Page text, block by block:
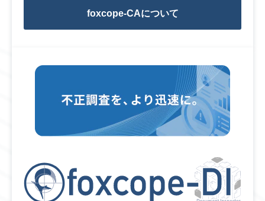
foxcope-CAについて